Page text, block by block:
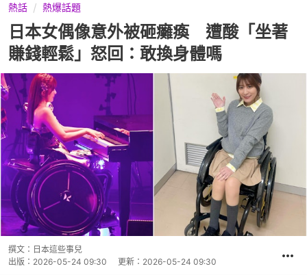
熱話 熱爆話題
日本女偶像意外被砸癱瘓 遭酸「坐著
賺錢輕鬆」怒回：敢換身體嗎
撰文： 日本這些事兒
出版： 2026-05-24 09:30 更新： 2026-05-24 09:30